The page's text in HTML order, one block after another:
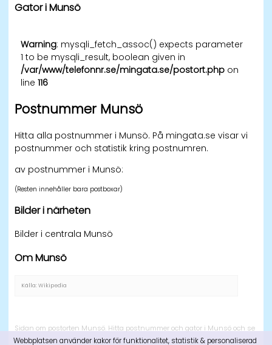
Webbplatsen använder kakor för funktionalitet, statistik & personaliserad
Gator i Munsö
Warning: mysqli_fetch_assoc() expects parameter
1 to be mysqli_result, boolean given in
/var/www/telefonnr.se/mingata.se/postort.php on
line 116
Postnummer Munsö
Hitta alla postnummer i Munsö. På mingata.se visar vi
postnummer och statistik kring postnumren.
av postnummer i Munsö:
(Resten innehåller bara postboxar)
Bilder i närheten
Bilder i centrala Munsö
Om Munsö
Källa: Wikipedia
Sidan om postorten Munsö. Hitta postnummer och gator i Munsö och se
på en karta var Munsö ligger i Sverige.